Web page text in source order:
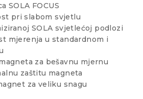
SOLA FOCUS
pri slabom svjetlu
SOLA svjetlećoj podlozi
mjerenja u standardnom i
za bešavnu mjernu
zaštitu magneta
za veliku snagu